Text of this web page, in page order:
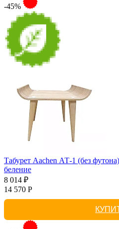
-45%
Табурет Aachen АТ-1 (без
беление
8 014 ₽
14 570 Р